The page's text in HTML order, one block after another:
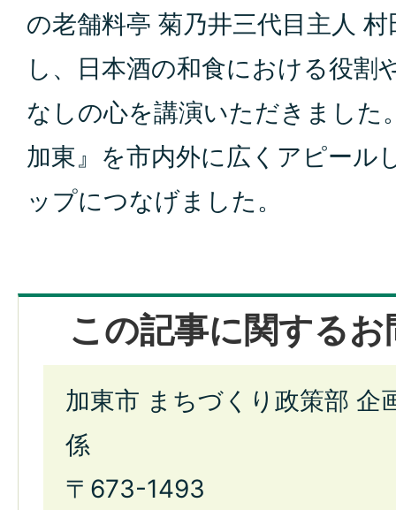
の老舗料亭 菊乃井三代目主人
し、日本酒の和食における役割
なしの心を講演いただきました
加東』を市内外に広くアピール
ップにつなげました。
この記事に関する
加東市 まちづくり政策部 企
係
〒673-1493